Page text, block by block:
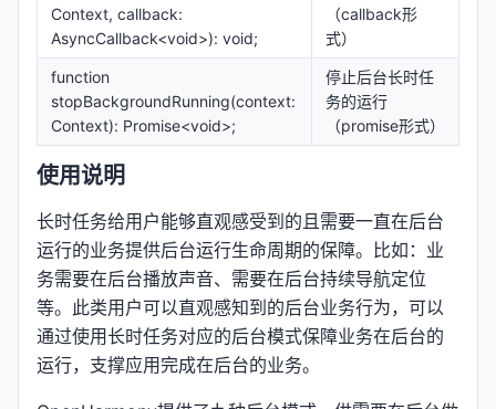
Context, callback:
AsyncCallback<void>): void;
（callback形
式）
function
stopBackgroundRunning(context:
Context): Promise<void>;
停止后台长时任
务的运行
（promise形式）
使用说明
长时任务给用户能够直观感受到的且需要一直在后台
运行的业务提供后台运行生命周期的保障。比如：业
务需要在后台播放声音、需要在后台持续导航定位
等。此类用户可以直观感知到的后台业务行为，可以
通过使用长时任务对应的后台模式保障业务在后台的
运行，支撑应用完成在后台的业务。